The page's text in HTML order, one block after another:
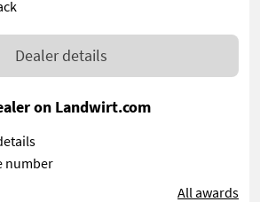
Dealer details
on Landwirt.com
number
All awards